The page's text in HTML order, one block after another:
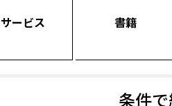
サービス 書籍
条件